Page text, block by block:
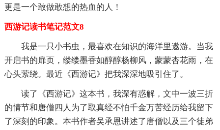
更是一个敢做敢想的热血的人！
西游记读书笔记范文8
我是一只小书虫，最喜欢在知识的海洋里遨游。当我
开启书的扉页，缕缕墨香如醇醇杨柳风，蒙蒙杏花雨，在
心头萦绕。最近《西游记》把我深深地吸引住了。
读了《西游记》这本书，我深有惑解，文中一波三折
的情节和唐僧四人为了取真经不怕千金万苦经历给我留下
了深刻的印象。本书作者吴承恩讲述了唐僧以及三个徒弟